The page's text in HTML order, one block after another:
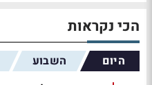
הכי נקראות
היום השבוע